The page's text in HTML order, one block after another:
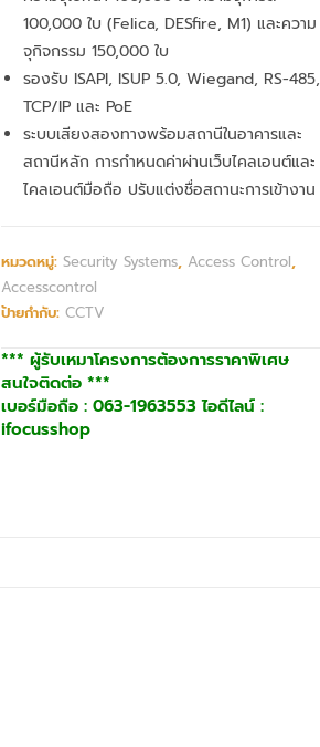
100,000 ใบ (Felica, DESfire, M1) และความ
จุกิจกรรม 150,000 ใบ
รองรับ ISAPI, ISUP 5.0, Wiegand, RS-485,
TCP/IP และ PoE
ระบบเสียงสองทางพร้อมสถานีในอาคารและ
สถานีหลัก การกำหนดค่าผ่านเว็บไคลเอนต์และ
ไคลเอนต์มือถือ ปรับแต่งชื่อสถานะการเข้างาน
หมวดหมู่: Security Systems, Access Control,
Accesscontrol
ป้ายกำกับ: CCTV
*** ผู้รับเหมาโครงการต้องการราคาพิเศษ
สนใจติดต่อ ***
เบอร์มือถือ : 063-1963553 ไอดีไลน์ :
ifocusshop